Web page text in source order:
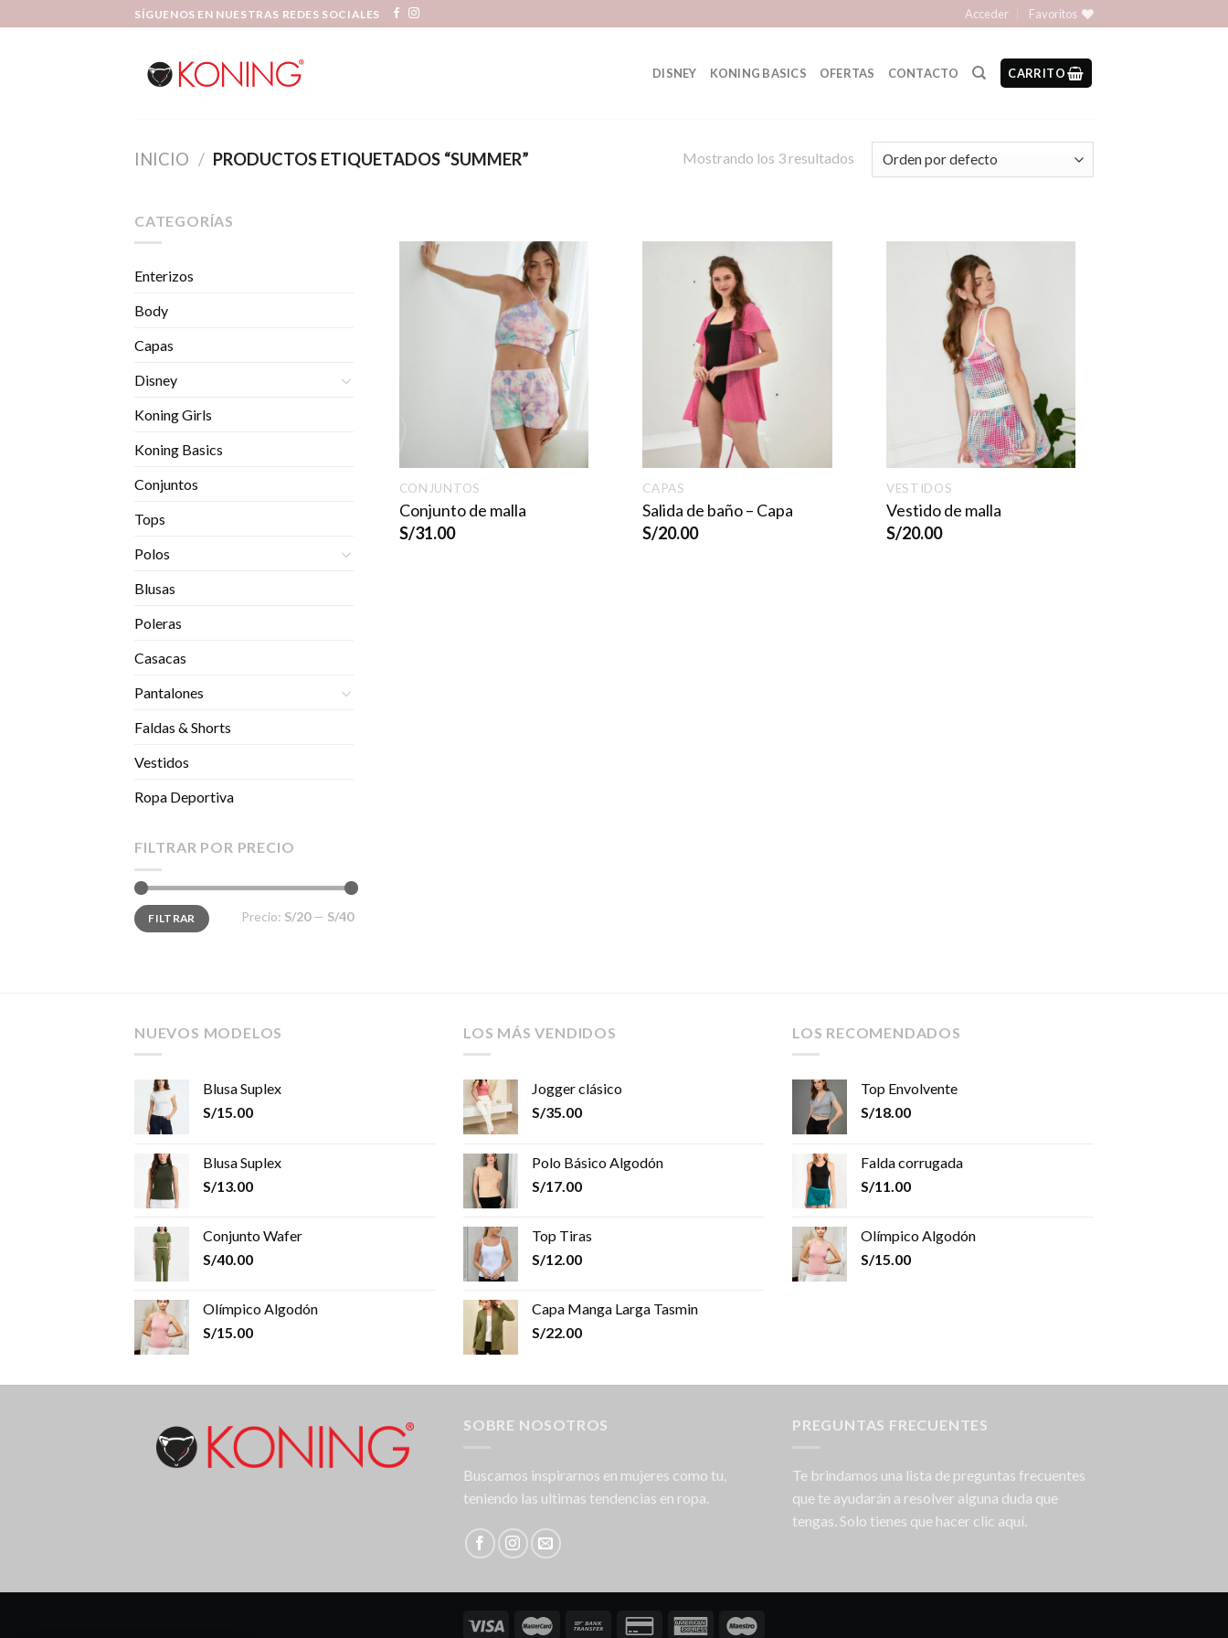
SÍGUENOS EN NUESTRAS REDES SOCIALES Acceder Favoritos
DISNEY KONING BASICS OFERTAS CONTACTO CARRITO
INICIO / PRODUCTOS ETIQUETADOS “SUMMER” Mostrando los 3 resultados
CATEGORÍAS
Enterizos
Body
Capas
Disney
Koning Girls
Koning Basics
Conjuntos
Tops
Polos
Blusas
Poleras
Casacas
Pantalones
Faldas & Shorts
Vestidos
Ropa Deportiva
FILTRAR POR PRECIO
Precio
mínimo
Precio
máximo
FILTRAR Precio: S/20— S/40
CONJUNTOS
Conjunto de malla
S/31.00
CAPAS
Salida de baño – Capa
S/20.00
VESTIDOS
Vestido de malla
S/20.00
NUEVOS MODELOS
Blusa Suplex
S/15.00
Blusa Suplex
S/13.00
Conjunto Wafer
S/40.00
Olímpico Algodón
S/15.00
LOS MÁS VENDIDOS
Jogger clásico
S/35.00
Polo Básico Algodón
S/17.00
Top Tiras
S/12.00
Capa Manga Larga Tasmin
S/22.00
LOS RECOMENDADOS
Top Envolvente
S/18.00
Falda corrugada
S/11.00
Olímpico Algodón
S/15.00
SOBRE NOSOTROS
Buscamos inspirarnos en mujeres como tu,
teniendo las ultimas tendencias en ropa.
PREGUNTAS FRECUENTES
Te brindamos una lista de preguntas frecuentes
que te ayudarán a resolver alguna duda que
tengas. Solo tienes que hacer clic aquí.